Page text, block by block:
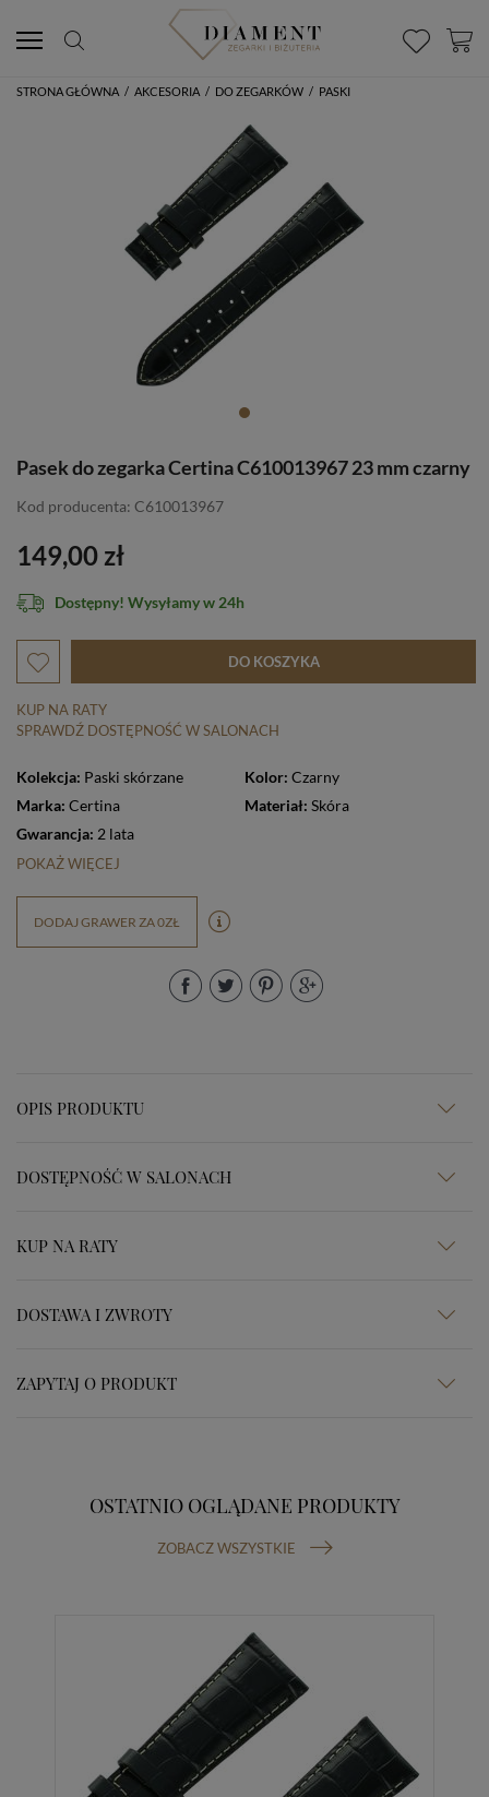
STRONA GŁÓWNA / AKCESORIA / DO ZEGARKÓW / PASKI
Pasek do zegarka Certina C610013967 23 mm czarny
Kod producenta: C610013967
149,00 zł
Dostępny! Wysyłamy w 24h
DO KOSZYKA
KUP NA RATY
SPRAWDŹ DOSTĘPNOŚĆ W SALONACH
Kolekcja: Paski skórzane Kolor: Czarny
Marka: Certina Materiał: Skóra
Gwarancja: 2 lata
POKAŻ WIĘCEJ
DODAJ GRAWER ZA 0ZŁ
OPIS PRODUKTU
DOSTĘPNOŚĆ W SALONACH
KUP NA RATY
DOSTAWA I ZWROTY
ZAPYTAJ O PRODUKT
OSTATNIO OGLĄDANE PRODUKTY
ZOBACZ WSZYSTKIE